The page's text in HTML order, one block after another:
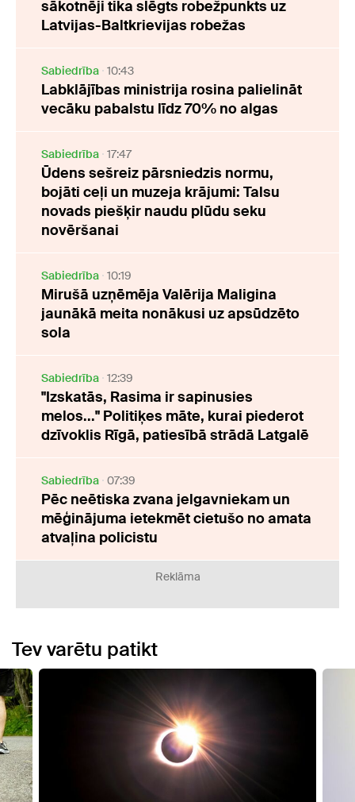
sākotnēji tika slēgts robežpunkts uz
Latvijas-Baltkrievijas robežas
Sabiedrība 10:43
Labklājības ministrija rosina palielināt
vecāku pabalstu līdz 70% no algas
Sabiedrība 17:47
Ūdens sešreiz pārsniedzis normu,
bojāti ceļi un muzeja krājumi: Talsu
novads piešķir naudu plūdu seku
novēršanai
Sabiedrība 10:19
Mirušā uzņēmēja Valērija Maligina
jaunākā meita nonākusi uz apsūdzēto
sola
Sabiedrība 12:39
"Izskatās, Rasima ir sapinusies
melos..." Politiķes māte, kurai piederot
dzīvoklis Rīgā, patiesībā strādā Latgalē
Sabiedrība 07:39
Pēc neētiska zvana jelgavniekam un
mēģinājuma ietekmēt cietušo no amata
atvaļina policistu
Reklāma
Tev varētu patikt